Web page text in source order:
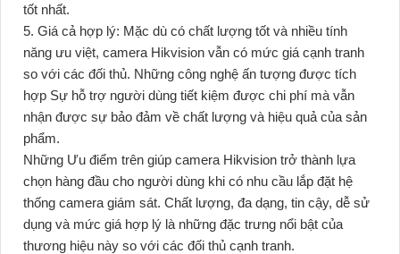
tốt nhất.
5. Giá cả hợp lý: Mặc dù có chất lượng tốt và nhiều tính
năng ưu việt, camera Hikvision vẫn có mức giá cạnh tranh
so với các đối thủ. Những công nghệ ấn tượng được tích
hợp Sự hỗ trợ người dùng tiết kiệm được chi phí mà vẫn
nhận được sự bảo đảm về chất lượng và hiệu quả của sản
phẩm.
Những Ưu điểm trên giúp camera Hikvision trở thành lựa
chọn hàng đầu cho người dùng khi có nhu cầu lắp đặt hệ
thống camera giám sát. Chất lượng, đa dạng, tin cậy, dễ sử
dụng và mức giá hợp lý là những đặc trưng nổi bật của
thương hiệu này so với các đối thủ cạnh tranh.